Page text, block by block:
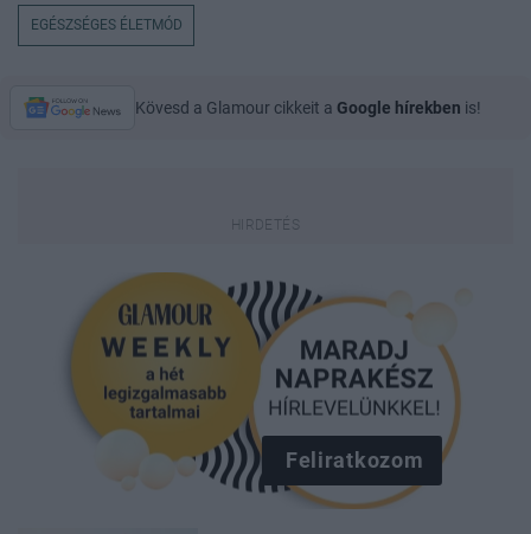
EGÉSZSÉGES ÉLETMÓD
Kövesd a Glamour cikkeit a Google hírekben is!
Feliratkozom